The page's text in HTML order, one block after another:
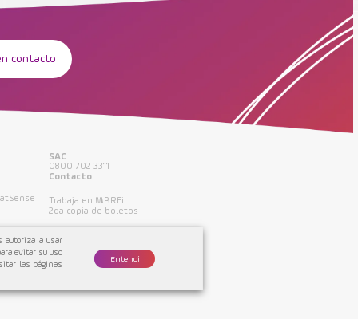
contacto
SAC
0800 702 3311
Contacto
Trabaja en MBRFi
2da copia de boletos
Política de privacidad
autoriza a usar
evitar su uso
las páginas
Entendí